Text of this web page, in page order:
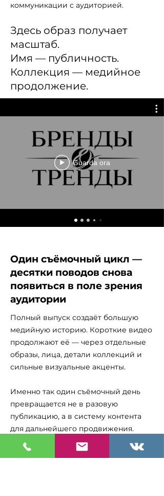
коммуникации с аудиторией.
Здесь образ получает
масштаб.
Имя — публичность.
Коллекция — медийное
продолжение.
Guarda ora
Один съёмочный цикл —
десятки поводов снова
появиться в поле зрения
аудитории
Полный выпуск создаёт большую
медийную историю. Короткие видео
продолжают её — через отдельные
образы, лица, детали коллекций и
сильные визуальные акценты.
Именно так один съёмочный день
превращается не в разовую
публикацию, а в систему контента
для дальнейшего продвижения.
Для модели это возможность